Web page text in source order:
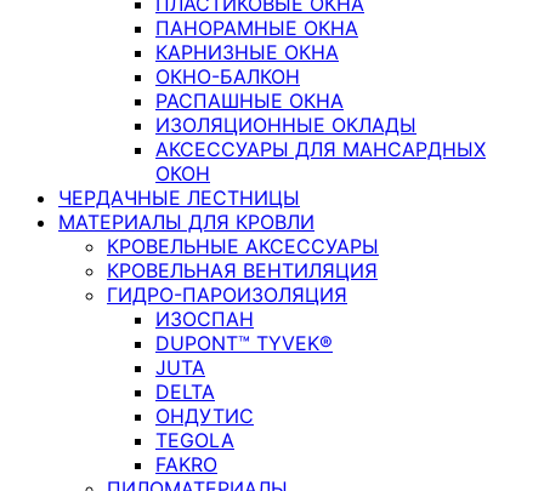
ПАНОРАМНЫЕ ОКНА
КАРНИЗНЫЕ ОКНА
ОКНО-БАЛКОН
РАСПАШНЫЕ ОКНА
ИЗОЛЯЦИОННЫЕ ОКЛАДЫ
АКСЕССУАРЫ ДЛЯ МАНСАРДНЫХ
ОКОН
ЧЕРДАЧНЫЕ ЛЕСТНИЦЫ
МАТЕРИАЛЫ ДЛЯ КРОВЛИ
КРОВЕЛЬНЫЕ АКСЕССУАРЫ
КРОВЕЛЬНАЯ ВЕНТИЛЯЦИЯ
ГИДРО-ПАРОИЗОЛЯЦИЯ
ИЗОСПАН
DUPONT™ TYVEK®
JUTA
DELTA
ОНДУТИС
TEGOLA
FAKRO